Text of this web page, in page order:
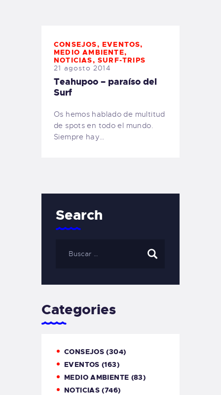
CONSEJOS,EVENTOS,
MEDIO AMBIENTE,
NOTICIAS,SURF-TRIPS
21 agosto 2014
Teahupoo – paraíso del
Surf
Os hemos hablado de multitud
de spots en todo el mundo.
Siempre hay…
Search
Categories
CONSEJOS (304)
EVENTOS (163)
MEDIO AMBIENTE (83)
NOTICIAS (746)